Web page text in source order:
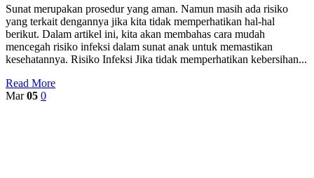
Sunat merupakan prosedur yang aman. Namun masih ada risiko
yang terkait dengannya jika kita tidak memperhatikan hal-hal
berikut. Dalam artikel ini, kita akan membahas cara mudah
mencegah risiko infeksi dalam sunat anak untuk memastikan
kesehatannya. Risiko Infeksi Jika tidak memperhatikan kebersihan...
Read More
Mar05 0